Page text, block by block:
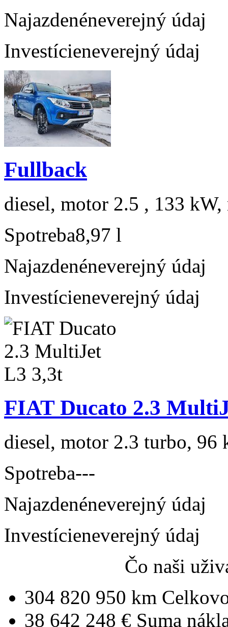
Najazdenéneverejný údaj
Investícieneverejný údaj
Fullback
diesel, motor 2.5 , 133 kW,
Spotreba8,97 l
Najazdenéneverejný údaj
Investícieneverejný údaj
FIAT Ducato 2.3
diesel, motor 2.3 turbo, 96
Spotreba---
Najazdenéneverejný údaj
Investícieneverejný údaj
Čo naši
304 820 950 km
38 642 248 € Suma